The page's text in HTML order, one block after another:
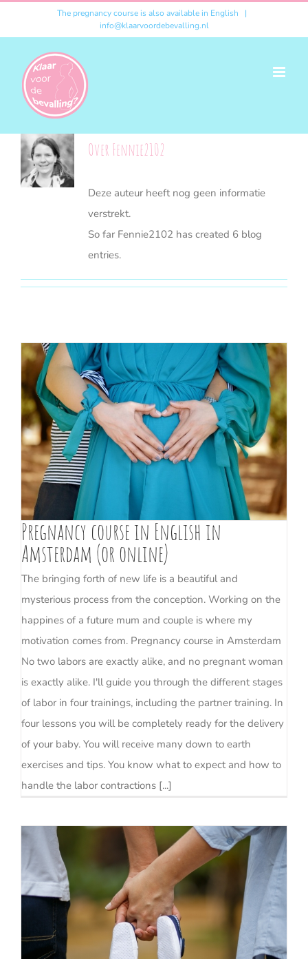
The pregnancy course is also available in English
|
info@klaarvoordebevalling.nl
Over Fennie2102
Deze auteur heeft nog geen informatie
verstrekt.
So far Fennie2102 has created 6 blog
entries.
Pregnancy course in English in
Amsterdam (or online)
The bringing forth of new life is a beautiful and
mysterious process from the conception. Working on the
happines of a future mum and couple is where my
motivation comes from. Pregnancy course in Amsterdam
No two labors are exactly alike, and no pregnant woman
is exactly alike. I'll guide you through the different stages
of labor in four trainings, including the partner training. In
four lessons you will be completely ready for the delivery
of your baby. You will receive many down to earth
exercises and tips. You know what to expect and how to
handle the labor contractions [...]